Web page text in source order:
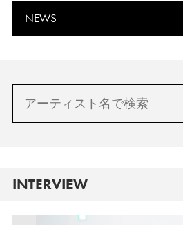
NEWS
INTERVIEW